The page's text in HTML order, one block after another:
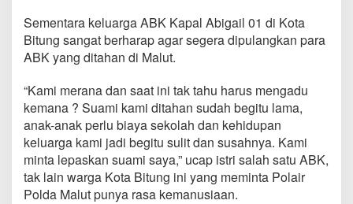
s
i
n
Sementara keluarga ABK Kapal Abigail 01 di Kota
Bitung sangat berharap agar segera dipulangkan para
ABK yang ditahan di Malut.
“Kami merana dan saat ini tak tahu harus mengadu
kemana ? Suami kami ditahan sudah begitu lama,
anak-anak perlu biaya sekolah dan kehidupan
keluarga kami jadi begitu sulit dan susahnya. Kami
minta lepaskan suami saya,” ucap istri salah satu ABK,
tak lain warga Kota Bitung ini yang meminta Polair
Polda Malut punya rasa kemanusiaan.